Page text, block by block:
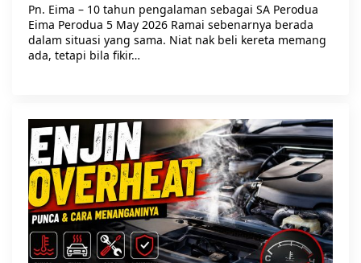
Pn. Eima – 10 tahun pengalaman sebagai SA Perodua
Eima Perodua 5 May 2026 Ramai sebenarnya berada
dalam situasi yang sama. Niat nak beli kereta memang
ada, tetapi bila fikir…